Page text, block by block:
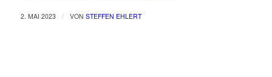
2. MAI 2023 / VON STEFFEN EHLERT